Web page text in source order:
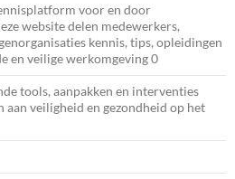
voor en door
website delen medewerkers,
kennis, tips, opleidingen
en veilige werkomgeving 0
tools, aanpakken en interventies
aan veiligheid en gezondheid op het